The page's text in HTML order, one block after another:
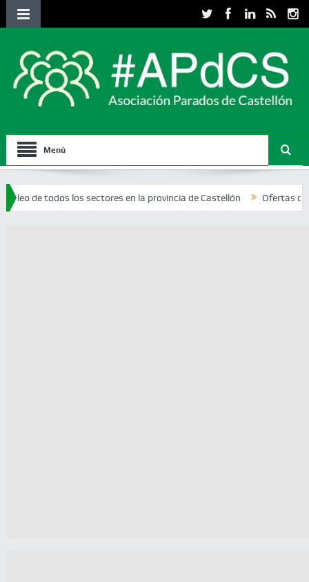
Menú
los sectores en la provincia de Castellón Ofertas de empleo